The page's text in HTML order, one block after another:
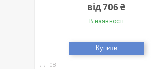
від 706 ₴
В наявності
Купити
ЛЛ-08